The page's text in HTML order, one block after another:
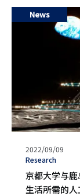
News
发
表
日
期
2022/09/09
タ
グ
Research
京都大学与
生活所需的